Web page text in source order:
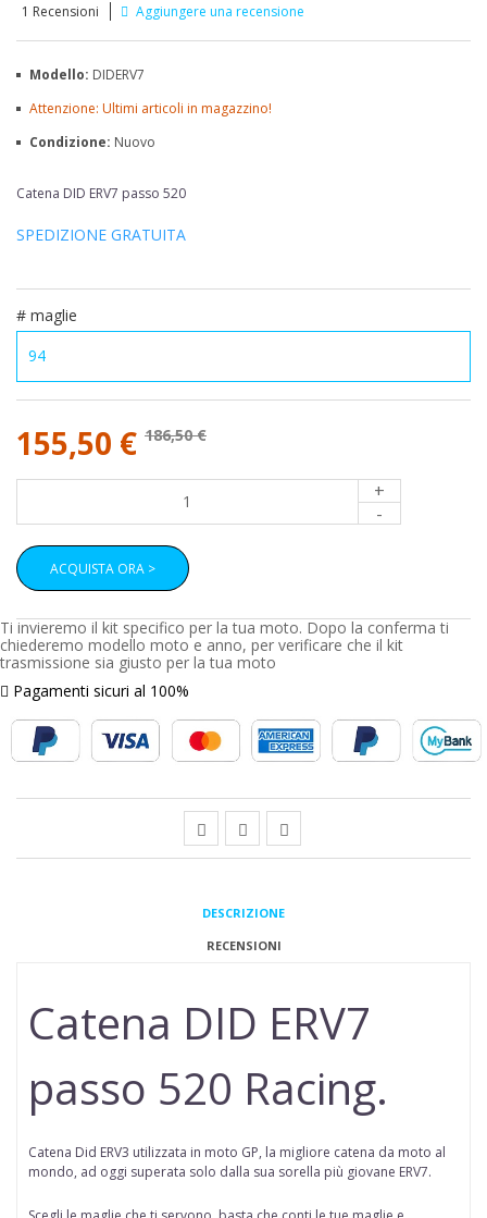
1 Recensioni Aggiungere una recensione
Modello: DIDERV7
Attenzione: Ultimi articoli in magazzino!
Condizione: Nuovo
Catena DID ERV7 passo 520
SPEDIZIONE GRATUITA
# maglie
155,50 € 186,50 €
+
-
ACQUISTA ORA >
Ti invieremo il kit specifico per la tua moto. Dopo la conferma ti
chiederemo modello moto e anno, per verificare che il kit
trasmissione sia giusto per la tua moto
Pagamenti sicuri al 100%
DESCRIZIONE
RECENSIONI
Catena DID ERV7
passo 520 Racing.
Catena Did ERV3 utilizzata in moto GP, la migliore catena da moto al
mondo, ad oggi superata solo dalla sua sorella più giovane ERV7.